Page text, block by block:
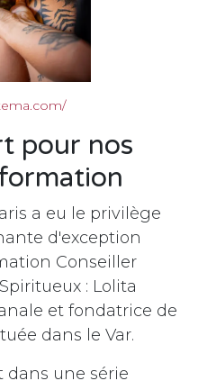
pour nos
a eu le privilège
d'exception
Conseiller
: Lolita
et fondatrice de
dans le Var.
dans une série